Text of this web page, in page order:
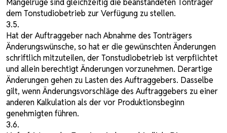
Mängelrüge sind gleichzeitig die beanstandeten Tonträger
dem Tonstudiobetrieb zur Verfügung zu stellen.
3.5.
Hat der Auftraggeber nach Abnahme des Tonträgers
Änderungswünsche, so hat er die gewünschten Änderungen
schriftlich mitzuteilen, der Tonstudiobetrieb ist verpflichtet
und allein berechtigt Änderungen vorzunehmen. Derartige
Änderungen gehen zu Lasten des Auftraggebers. Dasselbe
gilt, wenn Änderungsvorschläge des Auftraggebers zu einer
anderen Kalkulation als der vor Produktionsbeginn
genehmigten führen.
3.6.